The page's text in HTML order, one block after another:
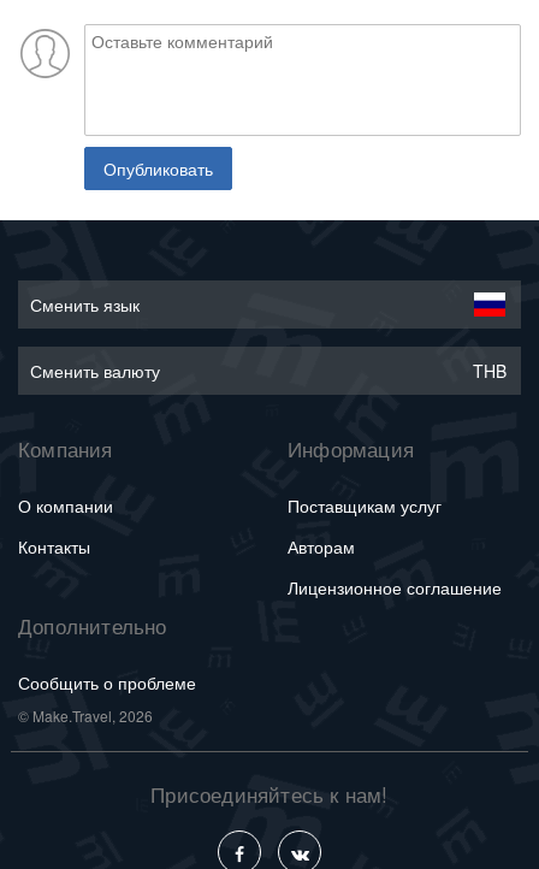
Опубликовать
Сменить язык
Сменить валюту THB
Компания
О компании
Контакты
Информация
Поставщикам услуг
Авторам
Лицензионное соглашение
Дополнительно
Сообщить о проблеме
© Make.Travel, 2026
Присоединяйтесь к нам!